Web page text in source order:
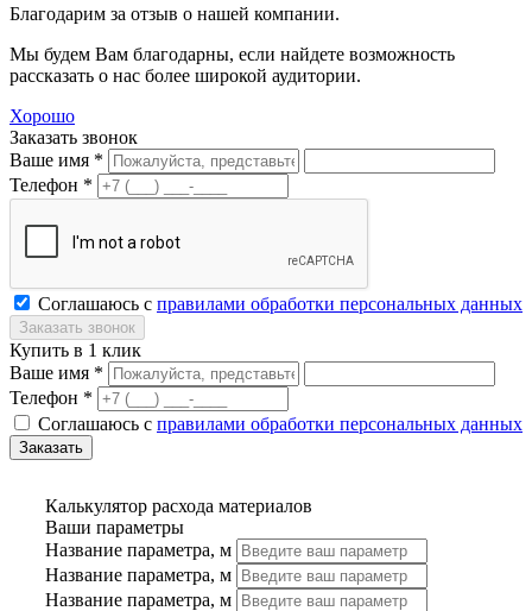
Благодарим за отзыв о нашей компании.
Мы будем Вам благодарны, если найдете возможность
рассказать о нас более широкой аудитории.
Хорошо
Заказать звонок
Ваше имя *
Телефон *
Соглашаюсь с правилами обработки персональных данных
Купить в 1 клик
Ваше имя *
Телефон *
Соглашаюсь с правилами обработки персональных данных
Калькулятор расхода материалов
Ваши параметры
Название параметра, м
Название параметра, м
Название параметра, м